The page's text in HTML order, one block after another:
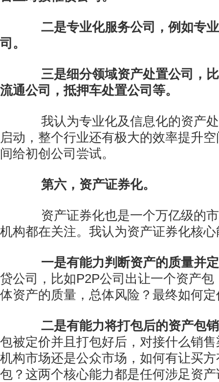
二是专业化服务公司，例如专
司。
三是细分领域资产处置公司，
流通公司，抵押车处置公司等。
我认为专业化及信息化的资产处
启动，整个行业还有极大的效率提升
间给初创公司尝试。
第六，资产证券化。
资产证券化也是一个万亿级的市
机构都在关注。我认为资产证券化核
一是有能力判断资产的质量并
贷公司，比如P2P公司出让一个资产
体资产的质量，总体风险？最终如何
二是有能力将打包后的资产包
包被定价并且打包好后，对接什么销
机构市场还是公众市场，如何有让买
包？这两个核心能力都是任何涉足资